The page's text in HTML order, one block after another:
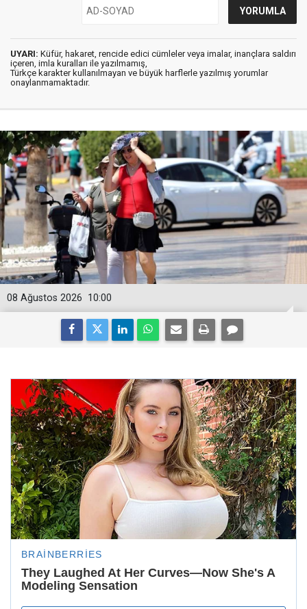
UYARI: Küfür, hakaret, rencide edici cümleler veya imalar, inançlara saldırı
içeren, imla kuralları ile yazılmamış,
Türkçe karakter kullanılmayan ve büyük harflerle yazılmış yorumlar
onaylanmamaktadır.
10:00
08 Ağustos 2026